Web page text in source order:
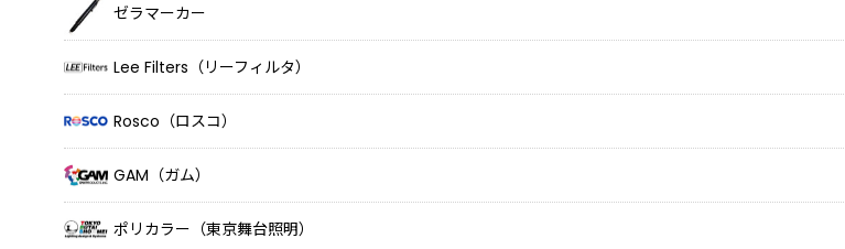
ゼラマーカー
Lee Filters（リーフィルタ）
Rosco（ロスコ）
GAM（ガム）
ポリカラー（東京舞台照明）